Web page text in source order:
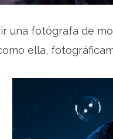
una fotógrafa de
ella,